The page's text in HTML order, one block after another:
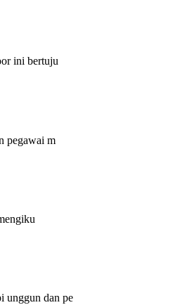
ini bertuju
pegawai m
unggun dan pe